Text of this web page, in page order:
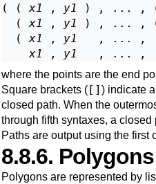
( ( x1 , y1 ) , ... ,
  (
x1 , y1 ) , ... ,
  (
x1 , y1
, ...
x1 , y1
, ...
where the points are the end
Square brackets ([] ) indicate
closed path. When the
through fifth syntaxes, a closed
Paths are output using the first
8.8.6. Polygons
Polygons are represented by